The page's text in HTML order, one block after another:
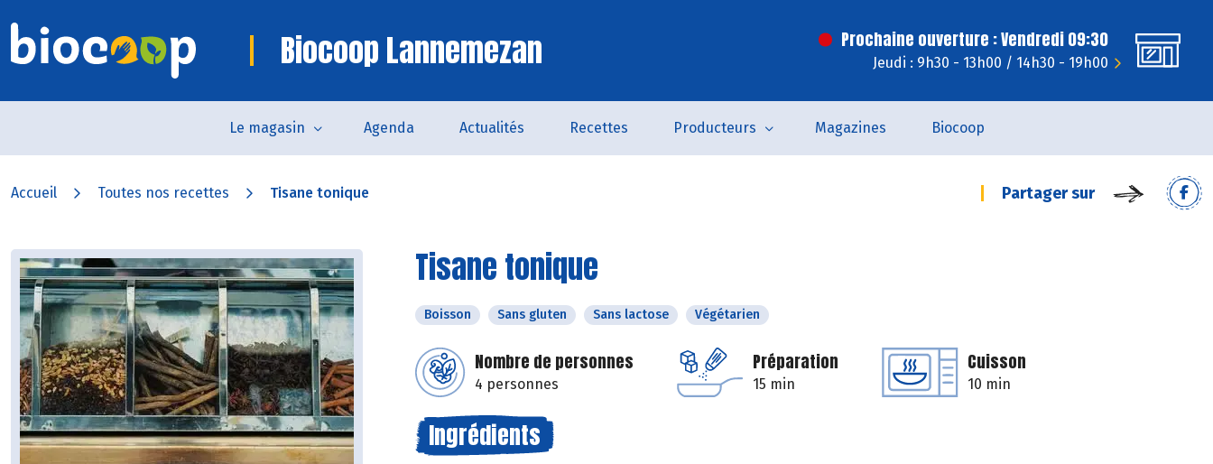
Biocoop Lannemezan Prochaine ouverture : Vendredi 09:30
Jeudi : 9h30 - 13h00 / 14h30 - 19h00
Le magasin Agenda Actualités Recettes Producteurs Magazines Biocoop
Accueil Toutes nos recettes Tisane tonique Partager sur
Tisane tonique
Boisson Sans gluten Sans lactose Végétarien
Nombre de personnes
4 personnes
Préparation
15 min
Cuisson
10 min
Ingrédients